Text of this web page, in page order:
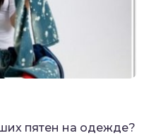
пятен на одежде?